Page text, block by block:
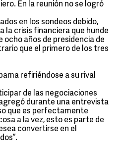
En la reunión no se logró
en los sondeos debido,
la crisis financiera que hunde
ocho años de presidencia de
que el primero de los tres
refiriéndose a su rival
de las negociaciones
durante una entrevista
que es perfectamente
a la vez, esto es parte de
convertirse en el